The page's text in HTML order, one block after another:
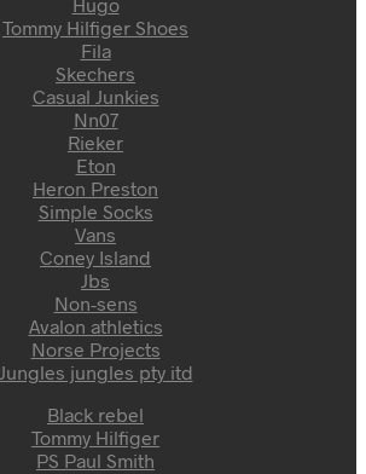
Tommy Hilfiger Shoes
Fila
Skechers
Casual Junkies
Nn07
Rieker
Eton
Heron Preston
Simple Socks
Vans
Coney Island
Jbs
Non-sens
Avalon athletics
Norse Projects
Jungles jungles pty itd
Black rebel
Tommy Hilfiger
PS Paul Smith